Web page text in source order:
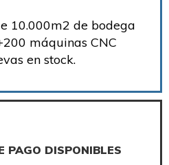
10.000m2 de bodega
máquinas CNC
en stock.
PAGO DISPONIBLES